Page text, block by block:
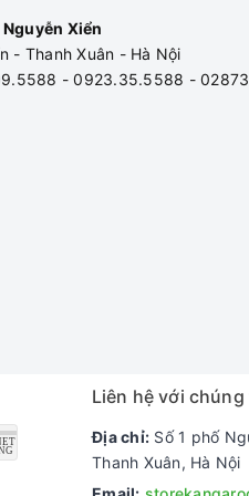
12 tháng
Xiển
- Thanh Xuân - Hà Nội
- 0923.35.5588 -
Liên hệ với chúng
Địa chỉ: Số 1 phố
Thanh Xuân, Hà Nội